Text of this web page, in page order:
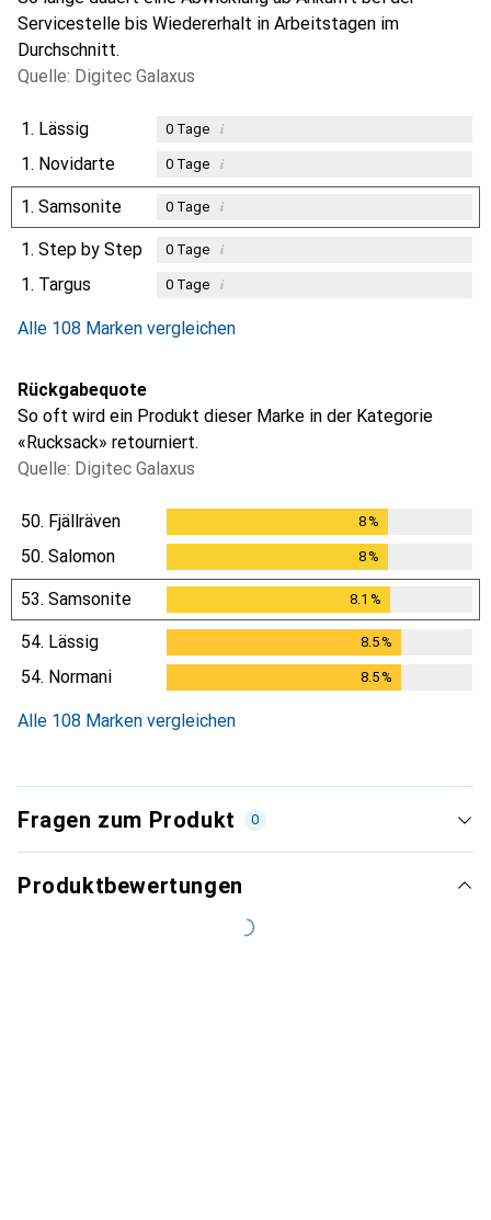
Servicestelle bis Wiedererhalt in Arbeitstagen im
Durchschnitt.
Quelle: Digitec Galaxus
1. Lässig 0Tage i
1. Novidarte 0Tage i
1. Samsonite 0Tage i
1. Step by Step 0Tage i
1. Targus 0Tage i
Alle 108 Marken vergleichen
Rückgabequote
So oft wird ein Produkt dieser Marke in der Kategorie
«Rucksack» retourniert.
Quelle: Digitec Galaxus
50. Fjällräven 8%
50. Salomon 8%
53. Samsonite 8.1 %
54. Lässig 8.5%
54. Normani 8.5%
Alle 108 Marken vergleichen
Fragen zum Produkt 0
Produktbewertungen